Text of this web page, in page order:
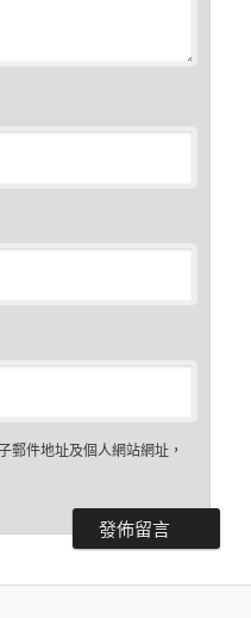
郵件地址及個人網站網址，